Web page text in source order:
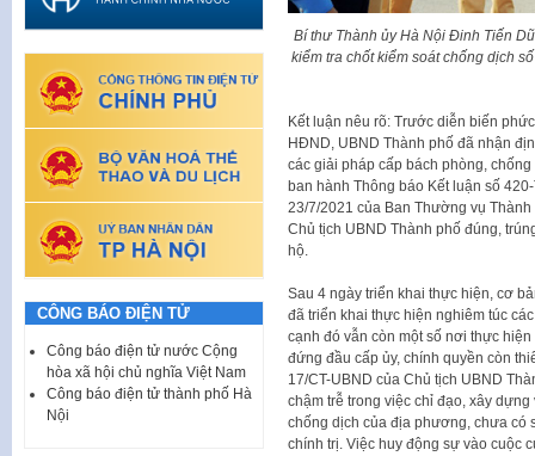
Bí thư Thành ủy Hà Nội Đinh Tiến
kiểm tra chốt kiểm soát chống dịch
Kết luận nêu rõ: Trước diễn biến
HĐND, UBND Thành phố đã nhận
các giải pháp cấp bách phòng,
ban hành Thông báo Kết luận số
23/7/2021 của Ban Thường vụ
Chủ tịch UBND Thành phố đúng,
hộ.
Sau 4 ngày triển khai thực hiện, cơ
đã triển khai thực hiện nghiêm túc
cạnh đó vẫn còn một số nơi thực
đứng đầu cấp ủy, chính quyền còn
17/CT-UBND của Chủ tịch UBND
chậm trễ trong việc chỉ đạo, xây
chống dịch của địa phương, chưa có
chính trị. Việc huy động sự vào cuộc
CÔNG BÁO ĐIỆN TỬ
Công báo điện tử nước Cộng
hòa xã hội chủ nghĩa Việt Nam
Công báo điện tử thành phố Hà
Nội